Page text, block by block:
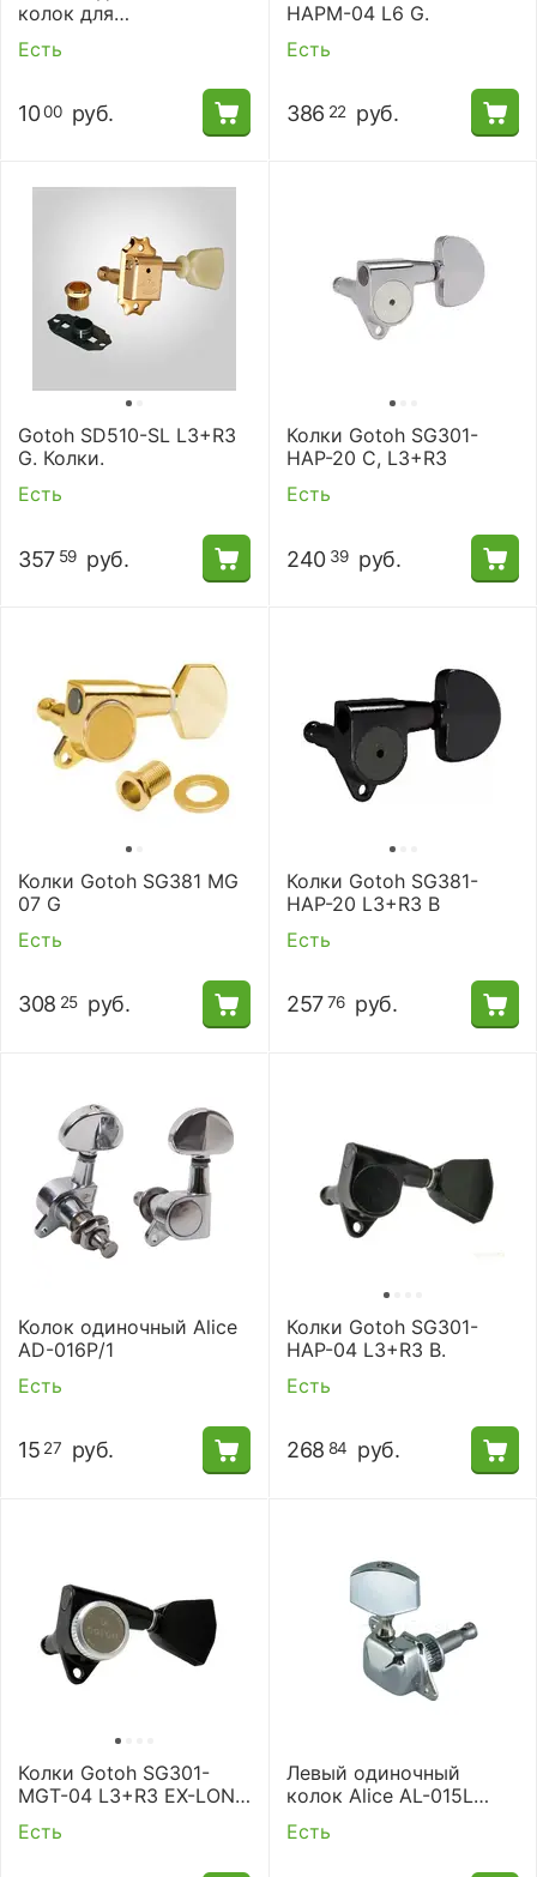
колок для
Alice AL-016L
Есть
1000 руб.
HAPM-04 L6 G.
Есть
386 22 руб.
Gotoh SD510-SL L3+R3
G. Колки.
Есть
357 59 руб.
Колки Gotoh SG301-
HAP-20 C, L3+R3
Есть
240 39 руб.
Колки Gotoh SG381 MG
07 G
Есть
308 25 руб.
Колки Gotoh SG381-
HAP-20 L3+R3 B
Есть
257 76 руб.
Колок одиночный Alice
AD-016P/1
Есть
15 27 руб.
Колки Gotoh SG301-
HAP-04 L3+R3 B.
Есть
268 84 руб.
Колки Gotoh SG301-
MGT-04 L3+R3 EX-LONG
Есть
Левый одиночный
колок Alice AL-015L
Есть